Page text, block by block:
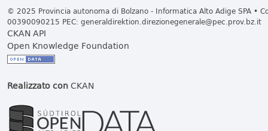
© 2025 Provincia autonoma di Bolzano - Informatica Alto Adige SPA •
00390090215 PEC: generaldirektion.direzionegenerale@pec.prov.bz.it
CKAN API
Open Knowledge Foundation
Realizzato conCKAN